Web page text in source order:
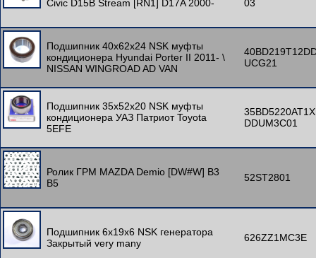
Civic D15B Stream [RN1] D17A 2000-
03
Подшипник 40x62x24 NSK муфты
кондиционера Hyundai Porter II 2011- \
NISSAN WINGROAD AD VAN
UCG21
Подшипник 35x52x20 NSK муфты
кондиционера УАЗ Патриот Toyota
5EFE
35BD5220AT1X
DDUM3C01
Ролик ГРМ MAZDA Demio [DW#W] B3
B5
52ST2801
Подшипник 6x19x6 NSK генератора
Закрытый very many
626ZZ1MC3E